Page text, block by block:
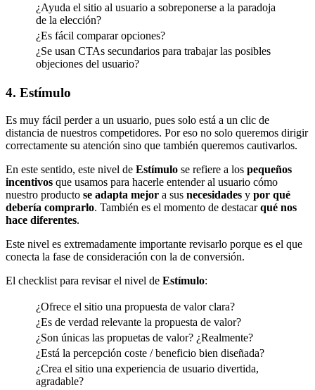
¿Ayuda el sitio al usuario a sobreponerse a la paradoja
de la elección?
¿Es fácil comparar opciones?
¿Se usan CTAs secundarios para trabajar las posibles
objeciones del usuario?
4. Estímulo
Es muy fácil perder a un usuario, pues solo está a un clic de
distancia de nuestros competidores. Por eso no solo queremos dirigir
correctamente su atención sino que también queremos cautivarlos.
En este sentido, este nivel de Estímulo se refiere a los pequeños
incentivos que usamos para hacerle entender al usuario cómo
nuestro producto se adapta mejor a sus necesidades y por qué
debería comprarlo. También es el momento de destacarqué nos
hace diferentes.
Este nivel es extremadamente importante revisarlo porque es el que
conecta la fase de consideración con la de conversión.
El checklist para revisar el nivel de Estímulo:
¿Ofrece el sitio una propuesta de valor clara?
¿Es de verdad relevante la propuesta de valor?
¿Son únicas las propuetas de valor? ¿Realmente?
¿Está la percepción coste / beneficio bien diseñada?
¿Crea el sitio una experiencia de usuario divertida,
agradable?